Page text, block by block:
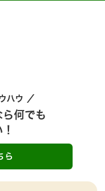
ハウ ／
何でも
ら